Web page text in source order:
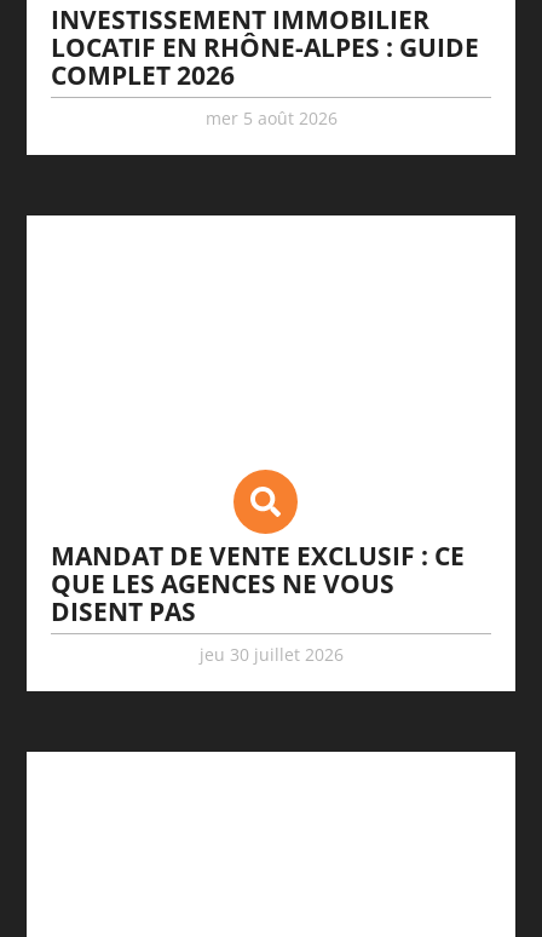
INVESTISSEMENT IMMOBILIER
LOCATIF EN RHÔNE-ALPES : GUIDE
COMPLET 2026
mer 5 août 2026
MANDAT DE VENTE EXCLUSIF : CE
QUE LES AGENCES NE VOUS
DISENT PAS
jeu 30 juillet 2026